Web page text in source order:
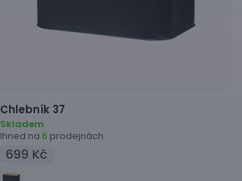
Chlebník 37
Skladem
Ihned na 6 prodejnách
699 Kč